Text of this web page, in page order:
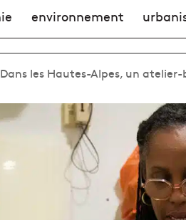
environnement
les Hautes-Alpes, un